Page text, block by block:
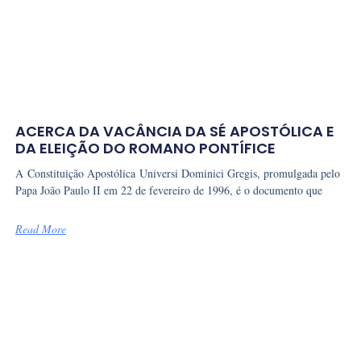
ACERCA DA VACÂNCIA DA SÉ APOSTÓLICA E
DA ELEIÇÃO DO ROMANO PONTÍFICE
A Constituição Apostólica Universi Dominici Gregis, promulgada pelo
Papa João Paulo II em 22 de fevereiro de 1996, é o documento que
Read More